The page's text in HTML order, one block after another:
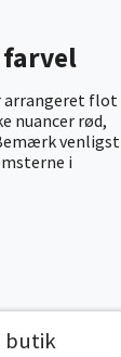
farvel
arrangeret flot
nuancer rød,
venligst
i
butik